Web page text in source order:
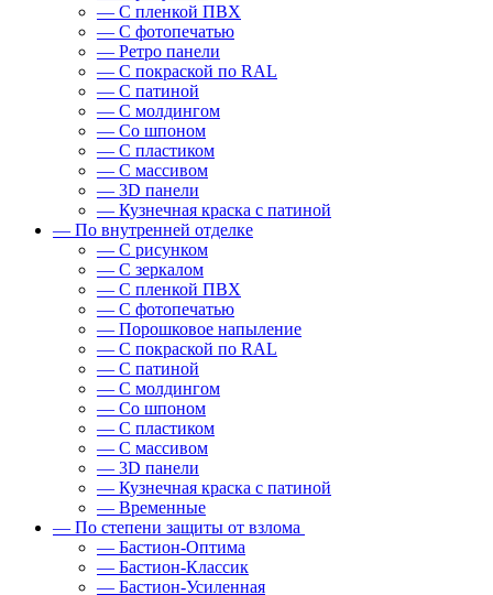
— С пленкой ПВХ
— С фотопечатью
— Ретро панели
— С покраской по RAL
— С патиной
— С молдингом
— Со шпоном
— С пластиком
— С массивом
— 3D панели
— Кузнечная краска с патиной
— По внутренней отделке
— С рисунком
— С зеркалом
— С пленкой ПВХ
— С фотопечатью
— Порошковое напыление
— С покраской по RAL
— С патиной
— С молдингом
— Со шпоном
— С пластиком
— С массивом
— 3D панели
— Кузнечная краска с патиной
— Временные
— По степени защиты от взлома
— Бастион-Оптима
— Бастион-Классик
— Бастион-Усиленная